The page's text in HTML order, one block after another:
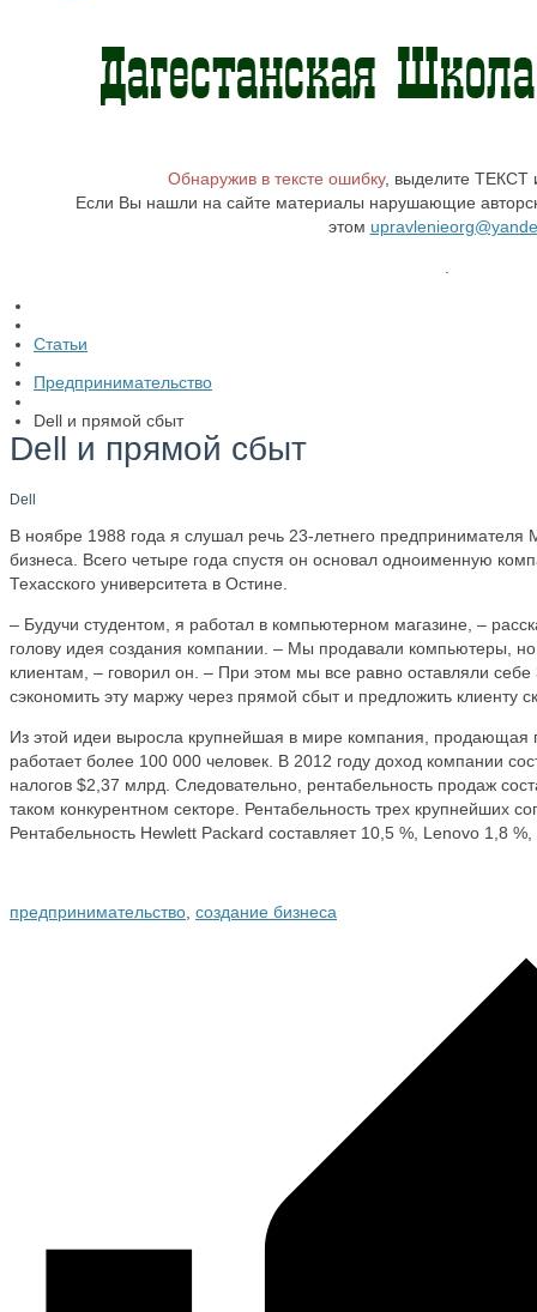
Обнаружив в тексте ошибку, выделите ТЕКСТ
Если Вы нашли на сайте материалы нарушающие
этом
Статьи
Предпринимательство
Dell и прямой сбыт
Dell и прямой сбыт
Dell
В ноябре 1988 года я слушал речь 23-летнего предпринимателя
бизнеса. Всего четыре года спустя он основал одноименную
Техасского университета в Остине.
– Будучи студентом, я работал в компьютерном магазине, –
голову идея создания компании. – Мы продавали компьютеры,
клиентам, – говорил он. – При этом мы все равно оставляли
сэкономить эту маржу через прямой сбыт и предложить клиенту
Из этой идеи выросла крупнейшая в мире компания,
работает более 100 000 человек. В 2012 году доход компании
налогов $2,37 млрд. Следовательно, рентабельность продаж
таком конкурентном секторе. Рентабельность трех крупнейших
Рентабельность Hewlett Packard составляет 10,5 %, Lenovo 1,8
предпринимательство, создание бизнеса